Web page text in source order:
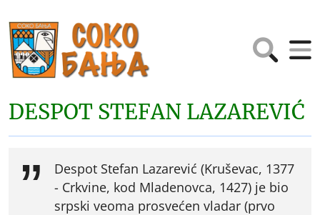
DESPOT STEFAN LAZAREVIĆ
Despot Stefan Lazarević (Kruševac, 1377
- Crkvine, kod Mladenovca, 1427) je bio
srpski veoma prosvećen vladar (prvo